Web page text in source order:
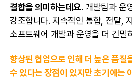
결합을 의미하는데요. 개발팀과 운
강조합니다. 지속적인 통합, 전달,
소프트웨어 개발과 운영을 더 긴밀
향상된 협업으로 인해 더 높은 품질
수 있다는 장점이 있지만 초기에는